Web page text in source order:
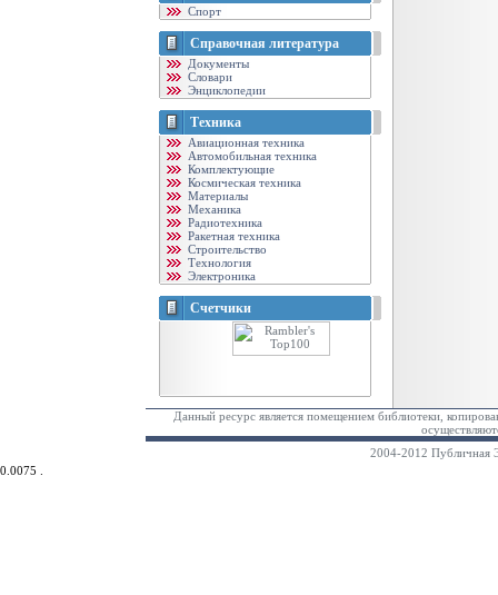
Спорт
Справочная литература
Документы
Словари
Энциклопедии
Техника
Авиационная техника
Автомобильная техника
Комплектующие
Космическая техника
Материалы
Механика
Радиотехника
Ракетная техника
Строительство
Технология
Электроника
Счетчики
Данный ресурс является помещением библиотеки,
2004-2012 Публичная
0.0075 .